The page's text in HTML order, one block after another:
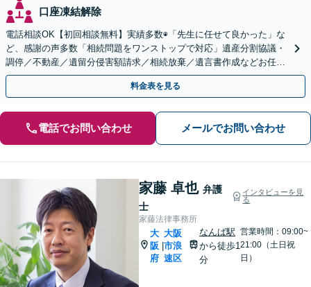
口座凍結解除
電話相談OK【初回相談無料】実績多数◉「先生に任せて良かった」な
ど、感謝の声多数「相続問題をワンストップで対応」遺産分割協議・
調停／不動産／遺留分侵害額請求／相続放棄／遺言書作成などお任
せ。司法書士・不動産業者などと連携可【休日・夜間対応】
料金表を見る
電話でお問い合わせ メールでお問い合わせ
家藤 卓也 弁護
士
インタビューを見
る
家藤法律事務所
大
阪
府
|
大阪
市浪
速区
なんば駅
から徒歩1
分
営業時間：09:00~
21:00（土日祝
日）